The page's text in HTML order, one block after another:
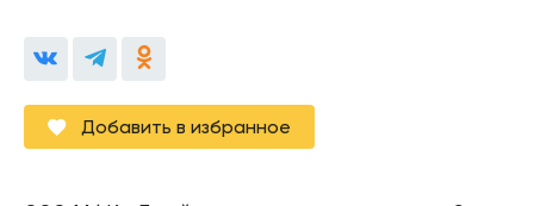
Добавить в избранное